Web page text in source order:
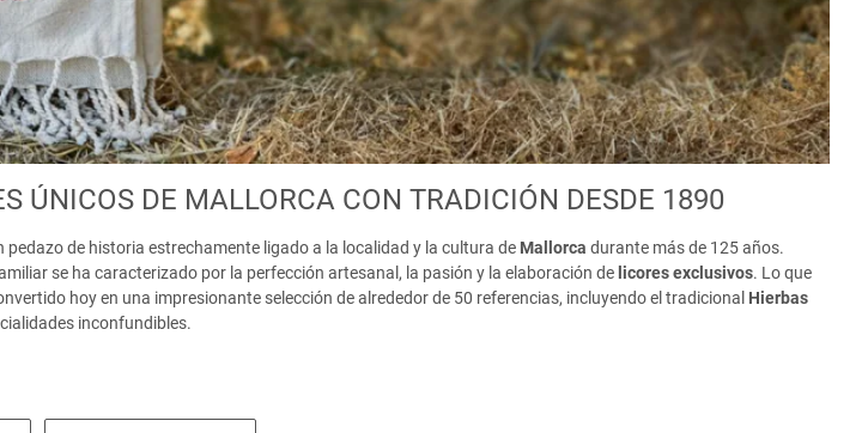
ÚNICOS DE MALLORCA CON TRADICIÓN DESDE 1890
pedazo de historia estrechamente ligado a la localidad y la cultura de Mallorca durante más de 125 años.
se ha caracterizado por la perfección artesanal, la pasión y la elaboración de licores exclusivos. Lo que
hoy en una impresionante selección de alrededor de 50 referencias, incluyendo el tradicional Hierbas
inconfundibles.